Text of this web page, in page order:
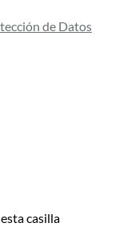
de Datos
casilla